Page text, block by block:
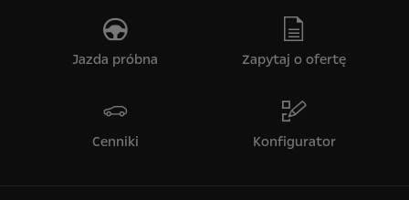
Jazda próbna Zapytaj o ofertę
Cenniki Konfigurator